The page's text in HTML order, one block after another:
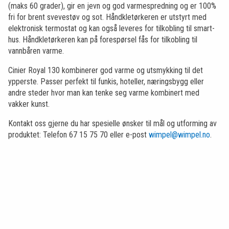
(maks 60 grader), gir en jevn og god varmespredning og er 100%
fri for brent svevestøv og sot. Håndkletørkeren er utstyrt med
elektronisk termostat og kan også leveres for tilkobling til smart-
hus. Håndkletørkeren kan på forespørsel fås for tilkobling til
vannbåren varme.
Cinier Royal 130 kombinerer god varme og utsmykking til det
ypperste. Passer perfekt til funkis, hoteller, næringsbygg eller
andre steder hvor man kan tenke seg varme kombinert med
vakker kunst.
Kontakt oss gjerne du har spesielle ønsker til mål og utforming av
produktet: Telefon 67 15 75 70 eller e-post wimpel@wimpel.no.